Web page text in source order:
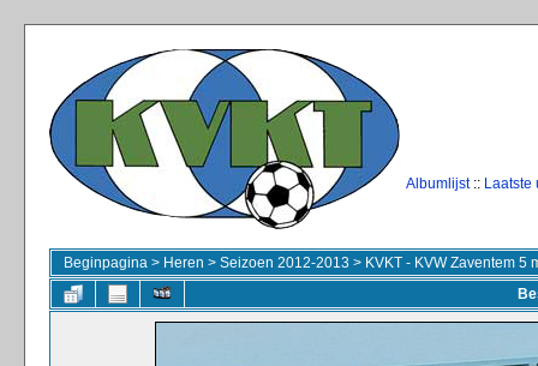
Albumlijst:: Laatste
Beginpagina > Heren > Seizoen 2012-2013 > KVKT - KVW Zaventem 5